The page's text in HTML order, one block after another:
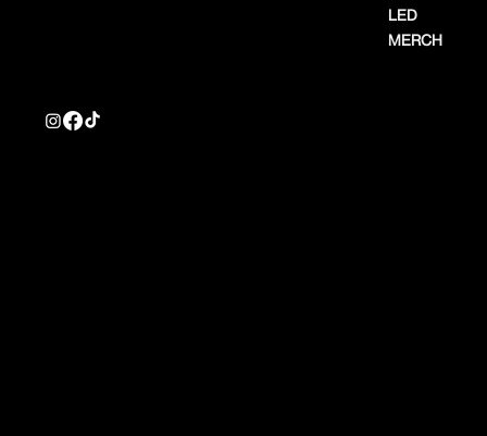
LED
MERCH